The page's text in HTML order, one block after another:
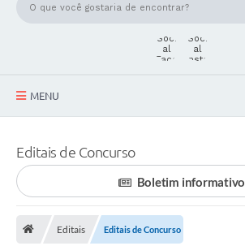
MENU
Secretarias
Legislação
Atos Municipais
Editais de Concurso
Boletim informativo
Editais Editais de Concurso